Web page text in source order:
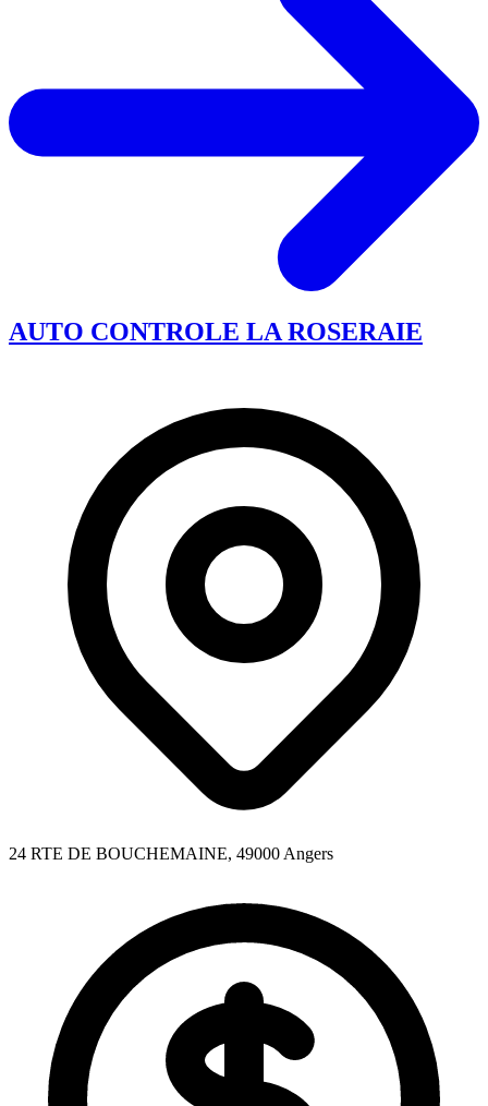
AUTO CONTROLE LA ROSERAIE
24 RTE DE BOUCHEMAINE, 49000 Angers